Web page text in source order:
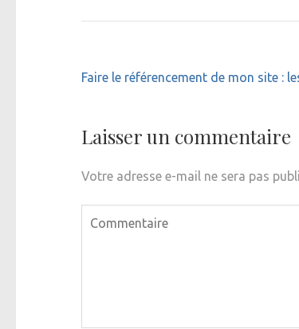
Navigation
Faire le référencement de mon site :
Laisser un commentaire
Votre adresse e-mail ne sera pas